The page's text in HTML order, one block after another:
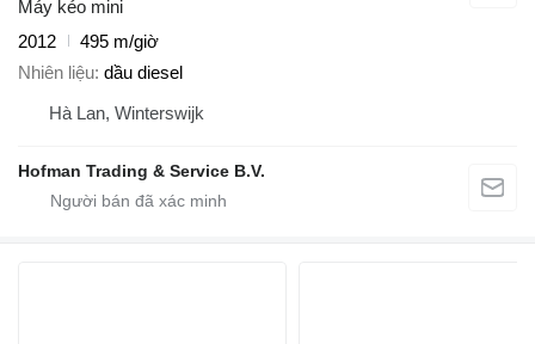
Máy kéo mini
2012
495 m/giờ
Nhiên liệu dầu diesel
Hà Lan, Winterswijk
Hofman Trading & Service B.V.